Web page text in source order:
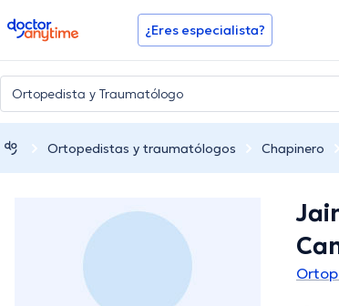
doctoranytime ¿Eres especialista?
Ortopedistas y traumatólogos Chapinero